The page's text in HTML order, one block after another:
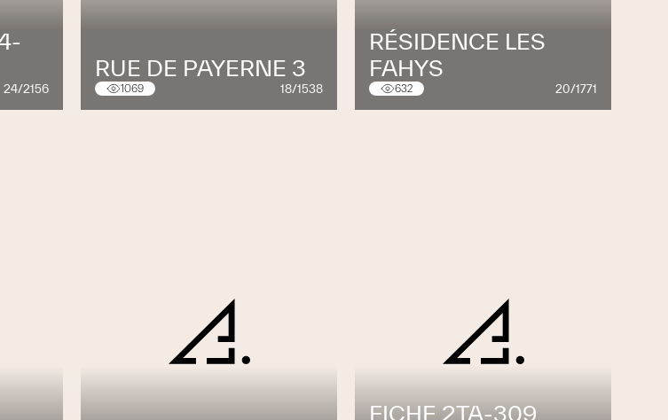
24/2156
RUE DE PAYERNE 3
1069 18/1538
RÉSIDENCE LES
FAHYS
632 20/1771
FICHE 2TA-309